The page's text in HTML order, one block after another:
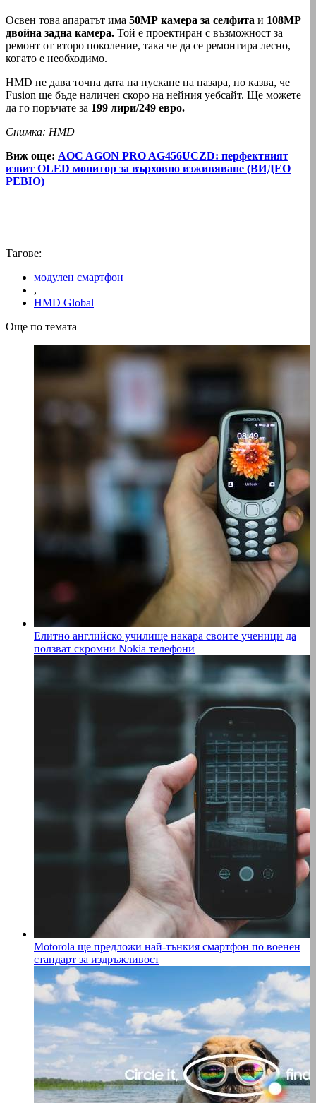
Освен това апаратът има 50МР камера за селфита и 108МР
двойна задна камера. Той е проектиран с възможност за
ремонт от второ поколение, така че да се ремонтира лесно,
когато е необходимо.
HMD не дава точна дата на пускане на пазара, но казва, че
Fusion ще бъде наличен скоро на нейния уебсайт. Ще можете
да го поръчате за 199 лири/249 евро.
Снимка: HMD
Виж още: AOC AGON PRO AG456UCZD: перфектният
извит OLED монитор за върховно изживяване (ВИДЕО
РЕВЮ)
Тагове:
модулен смартфон
,
HMD Global
Още по темата
Елитно английско училище накара своите ученици да
ползват скромни Nokia телефони
Motorola ще предложи най-тънкия смартфон по военен
стандарт за издръжливост